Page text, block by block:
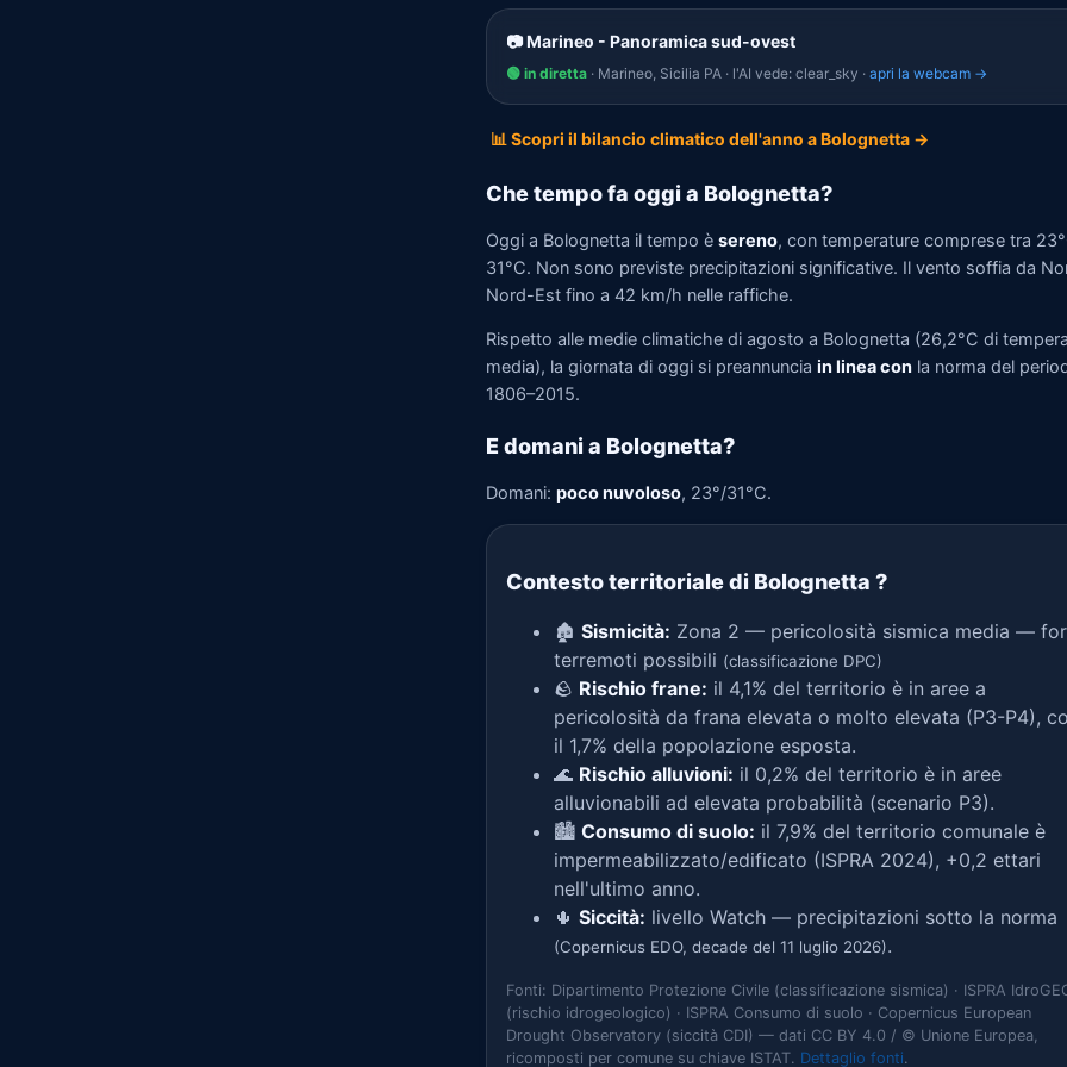
📷 Marineo - Panoramica sud-ovest
🟢 in diretta · Marineo, Sicilia PA · l'AI vede: clear_sky · apri la webcam →
📊 Scopri il bilancio climatico dell'anno a Bolognetta →
Che tempo fa oggi a Bolognetta?
Oggi a Bolognetta il tempo è sereno, con temperature comprese tra
31°C. Non sono previste precipitazioni significative. Il vento soffia da
Nord-Est fino a 42 km/h nelle raffiche.
Rispetto alle medie climatiche di agosto a Bolognetta (26,2°C di
media), la giornata di oggi si preannuncia in linea con la norma del
1806–2015.
E domani a Bolognetta?
Domani: poco nuvoloso, 23°/31°C.
Contesto territoriale di Bolognetta ?
🏚️ Sismicità: Zona 2 — pericolosità sismica media —
terremoti possibili (classificazione DPC)
🪨 Rischio frane: il 4,1% del territorio è in aree a
pericolosità da frana elevata o molto elevata (P3-P4),
il 1,7% della popolazione esposta.
🌊 Rischio alluvioni: il 0,2% del territorio è in aree
alluvionabili ad elevata probabilità (scenario P3).
🏙️ Consumo di suolo: il 7,9% del territorio comunale è
impermeabilizzato/edificato (ISPRA 2024), +0,2 ettari
nell'ultimo anno.
🌵 Siccità: livello Watch — precipitazioni sotto la norma
(Copernicus EDO, decade del 11 luglio 2026).
Fonti: Dipartimento Protezione Civile (classificazione sismica) · ISPRA
(rischio idrogeologico) · ISPRA Consumo di suolo · Copernicus European
Drought Observatory (siccità CDI) — dati CC BY 4.0 / © Unione Europea,
ricomposti per comune su chiave ISTAT. Dettaglio fonti.